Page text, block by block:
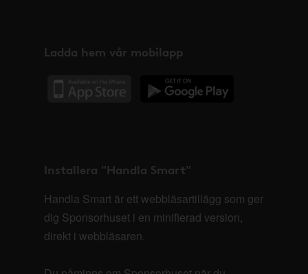
Ladda hem vår mobilapp
Installera "Handla Smart"
Handla Smart är ett webbläsartillägg som ger
dig Sponsorhuset i en minifierad version,
direkt i webbläsaren.